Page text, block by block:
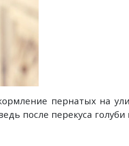
пернатых на
после перекуса голуби